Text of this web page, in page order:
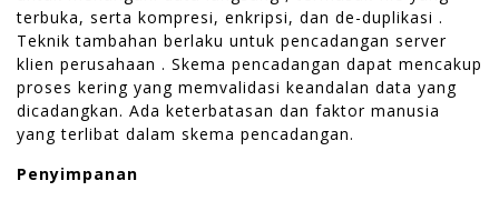
terbuka, serta kompresi, enkripsi, dan de-duplikasi .
Teknik tambahan berlaku untuk pencadangan server
klien perusahaan . Skema pencadangan dapat mencakup
proses kering yang memvalidasi keandalan data yang
dicadangkan. Ada keterbatasan dan faktor manusia
yang terlibat dalam skema pencadangan.
Penyimpanan